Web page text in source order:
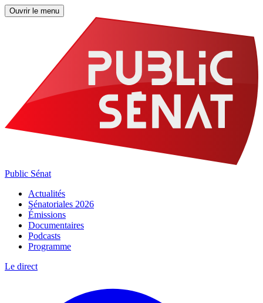
Ouvrir le menu
Public Sénat
Actualités
Sénatoriales 2026
Émissions
Documentaires
Podcasts
Programme
Le direct